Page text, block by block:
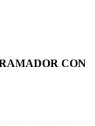
CON